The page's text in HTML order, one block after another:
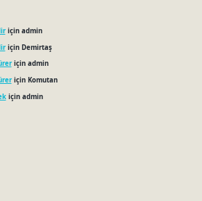
için admin
için Demirtaş
için admin
için Komutan
için admin